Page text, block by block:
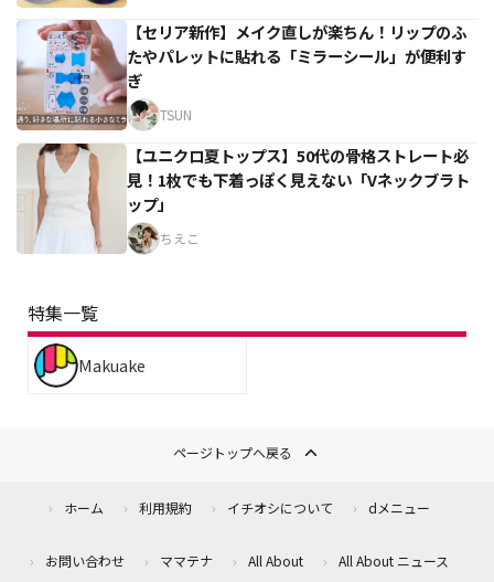
【セリア新作】メイク直しが楽ちん！リップのふ
たやパレットに貼れる「ミラーシール」が便利す
ぎ
TSUN
【ユニクロ夏トップス】50代の骨格ストレート必
見！1枚でも下着っぽく見えない「Vネックブラト
ップ」
ちえこ
特集一覧
Makuake
ページトップへ戻る
ホーム 利用規約 イチオシについて dメニュー
お問い合わせ ママテナ All About All About ニュース